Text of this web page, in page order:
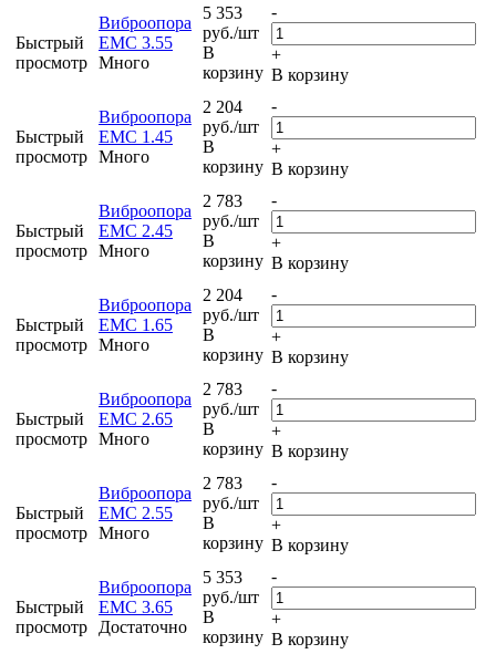
Быстрый
просмотр
Виброопора
EMC 3.55
Много
5 353
руб./шт
В
корзину
-
+
В корзину
Быстрый
просмотр
Виброопора
EMC 1.45
Много
2 204
руб./шт
В
корзину
-
+
В корзину
Быстрый
просмотр
Виброопора
EMC 2.45
Много
2 783
руб./шт
В
корзину
-
+
В корзину
Быстрый
просмотр
Виброопора
EMC 1.65
Много
2 204
руб./шт
В
корзину
-
+
В корзину
Быстрый
просмотр
Виброопора
EMC 2.65
Много
2 783
руб./шт
В
корзину
-
+
В корзину
Быстрый
просмотр
Виброопора
EMC 2.55
Много
2 783
руб./шт
В
корзину
-
+
В корзину
Быстрый
просмотр
Виброопора
EMC 3.65
Достаточно
5 353
руб./шт
В
корзину
-
+
В корзину